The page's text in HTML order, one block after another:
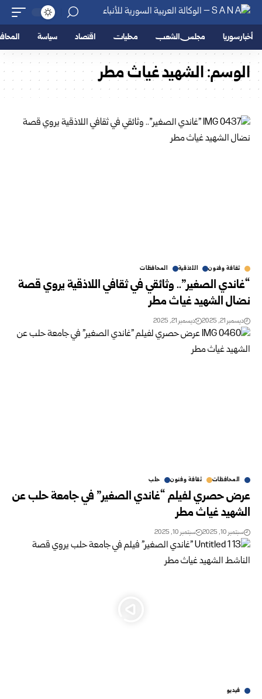
أخبار سوريا مجلس الشعب محليات اقتصاد سياسة
الوسم:الشهيد غياث مطر
ثقافة وفنون اللاذقية المحافظات
“غاندي الصغير”.. وثائقي في ثقافي اللاذقية يروي قصة
نضال الشهيد غياث مطر
ديسمبر 21, 2025 ديسمبر 21, 2025
المحافظات ثقافة وفنون حلب
عرض حصري لفيلم “غاندي الصغير” في جامعة حلب عن
الشهيد غياث مطر
سبتمبر 10, 2025 سبتمبر 10, 2025
فيديو